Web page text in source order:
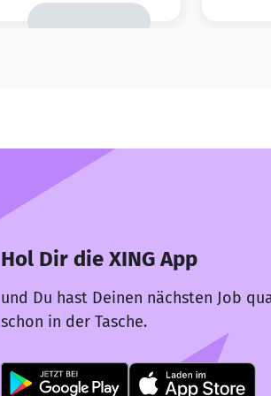
Hol Dir die XING App
und Du hast Deinen nächsten Job
schon in der Tasche.